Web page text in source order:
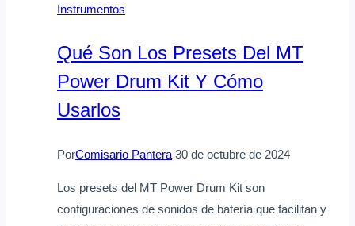
Instrumentos
Qué Son Los Presets Del MT
Power Drum Kit Y Cómo
Usarlos
PorComisario Pantera 30 de octubre de 2024
Los presets del MT Power Drum Kit son
configuraciones de sonidos de batería que facilitan y